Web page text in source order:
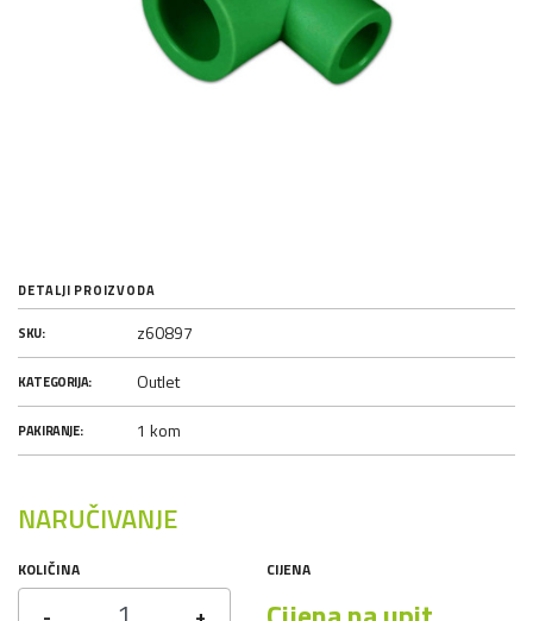
DETALJI PROIZVODA
SKU: z60897
KATEGORIJA: Outlet
PAKIRANJE: 1 kom
NARUČIVANJE
KOLIČINA CIJENA